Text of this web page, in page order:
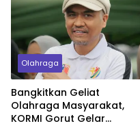
Olahraga
Bangkitkan Geliat
Olahraga Masyarakat,
KORMI Gorut Gelar